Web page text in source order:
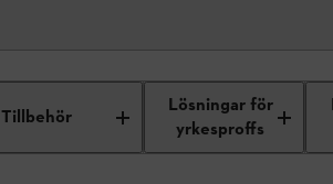
Tillbehör
Lösningar för
yrkesproffs